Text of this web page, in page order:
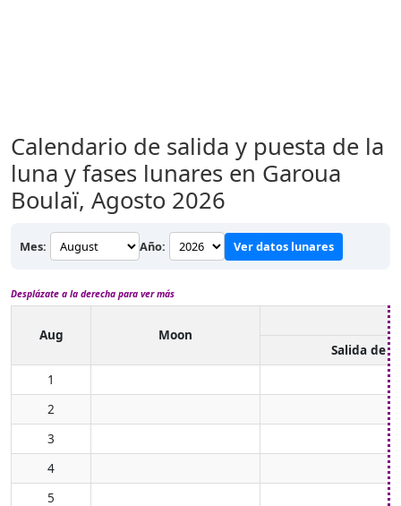
Calendario de salida y puesta de la
luna y fases lunares en Garoua
Boulaï, Agosto 2026
Mes: Año: Ver datos lunares
Desplázate a la derecha para ver más
Aug
Moon
Salida de
1
2
3
4
5